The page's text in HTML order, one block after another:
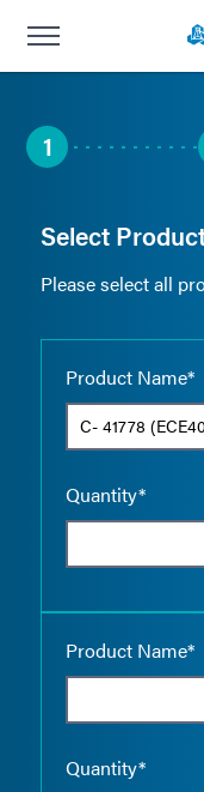
1
Select
Please select all
Product Name*
Quantity*
Product Name*
Quantity*